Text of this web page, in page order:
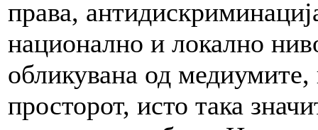
права,
национално и локално
обликувана од
просторот, исто така